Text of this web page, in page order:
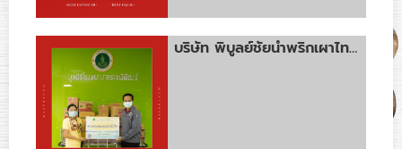
บริษัท พิบูลย์ชัยน้ำพริกเผาไทยแม่ประนอม จำกัด ขอร่วมเป็นส่วนหนึ่งในการส่งพลังใจ ให้คนไทยสู้วิกฤติจากการแพร่ระบาดของไวรัสโควิด-19